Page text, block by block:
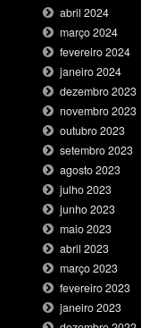
abril 2024
março 2024
fevereiro 2024
janeiro 2024
dezembro 2023
novembro 2023
outubro 2023
setembro 2023
agosto 2023
julho 2023
junho 2023
maio 2023
abril 2023
março 2023
fevereiro 2023
janeiro 2023